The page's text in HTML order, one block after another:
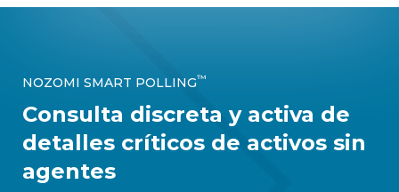
NOZOMI SMART POLLING™
Consulta discreta y activa de
detalles críticos de activos sin
agentes